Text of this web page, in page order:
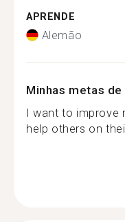
APRENDE
Alemão
Minhas metas
I want to improve
help others on